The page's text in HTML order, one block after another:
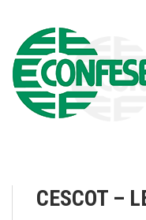
CESCOT –